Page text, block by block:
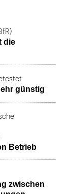
die
günstig
Betrieb
zwischen